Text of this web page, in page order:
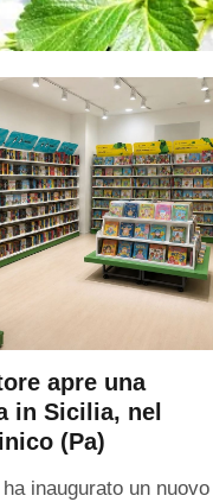
apre una
in Sicilia, nel
(Pa)
inaugurato un nuovo